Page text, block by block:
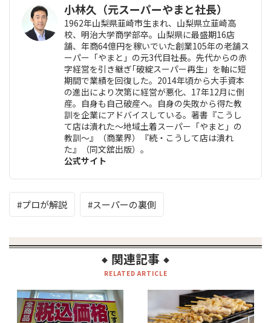
小林久（元スーパーやまと社長）
1962年山梨県韮崎市生まれ、山梨県立韮崎高
校、明治大学商学部卒。山梨県に最盛期16店
舗、年商64億円を稼いでいた創業105年の老舗ス
ーパー「やまと」の元3代目社長。先代からの赤
字経営を引き継ぎ｢破綻スーパー再生」を軸に短
期間で業績を回復した。2014年頃から大手資本
の進出により次第に経営が悪化、17年12月に倒
産。自身も自己破産へ。自身の失敗から得た教
訓を企業にアドバイスしている。著書『こうし
て店は潰れた～地域土着スーパー「やまと」の
教訓～』（商業界）『続・こうして店は潰れ
た』（同文舘出版）。
公式サイト
プロが解説 スーパーの裏側
◆ 関連記事 ◆
RELATED ARTICLE